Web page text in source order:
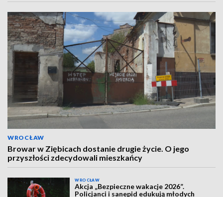
WROCŁAW
Browar w Ziębicach dostanie drugie życie. O jego
przyszłości zdecydowali mieszkańcy
WROCŁAW
Akcja „Bezpieczne wakacje 2026”.
Policjanci i sanepid edukują młodych